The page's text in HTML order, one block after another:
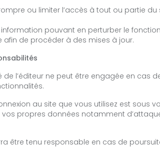
ou limiter l’accès à tout ou partie
pouvant en perturber le
afin de procéder à des mises à jour.
de l’éditeur ne peut être engagée en cas
au site que vous utilisez est sous
propres données notamment
être tenu responsable en cas de